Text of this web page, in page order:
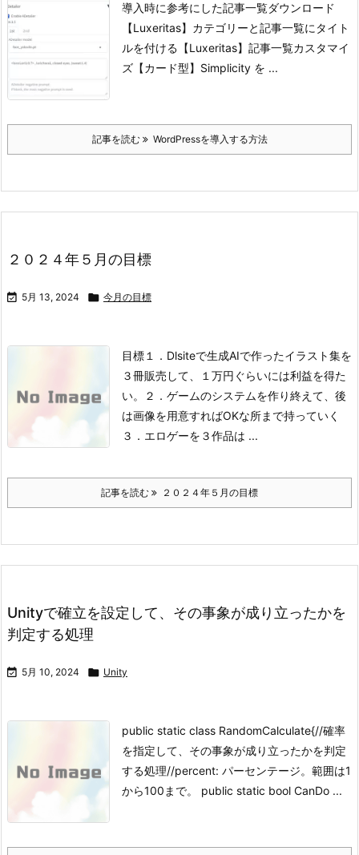
導入時に参考にした記事一覧ダウンロード
【Luxeritas】カテゴリーと記事一覧にタイト
ルを付ける 【Luxeritas】記事一覧カスタマイ
ズ【カード型】 Simplicity を ...
記事を読む WordPressを導入する方法
２０２４年５月の目標
 5月 13, 2024  今月の目標
目標１．Dlsiteで生成AIで作ったイラスト集を
３冊販売して、１万円ぐらいには利益を得た
い。
２．ゲームのシステムを作り終えて、後
は画像を用意すればOKな所まで持っていく
３．エロゲーを３作品は ...
記事を読む ２０２４年５月の目標
Unityで確立を設定して、その事象が成り立ったかを
判定する処理
 5月 10, 2024  Unity
public static class RandomCalculate{//確率
を指定して、その事象が成り立ったかを判定
する処理//percent: パーセンテージ。範囲は1
から100まで。 public static bool CanDo ...